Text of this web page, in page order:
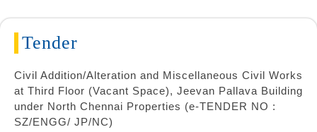
Tender
Civil Addition/Alteration and Miscellaneous Civil Works
at Third Floor (Vacant Space), Jeevan Pallava Building
under North Chennai Properties (e-TENDER NO :
SZ/ENGG/ JP/NC)